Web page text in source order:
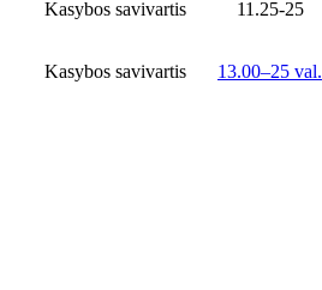
Kasybos savivartis 11.25-25
Kasybos savivartis 13.00–25 val.